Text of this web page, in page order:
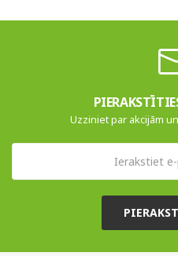
Uzziniet par akcijām